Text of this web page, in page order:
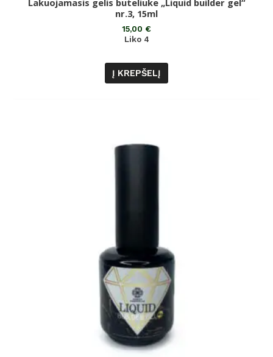
0
iš
Lakuojamasis gelis buteliuke „Liquid builder gel“
nr.3, 15ml
15,00 €
Liko 4
Į KREPŠELĮ